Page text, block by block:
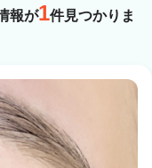
容師アシスタント
報が1件見つかりま